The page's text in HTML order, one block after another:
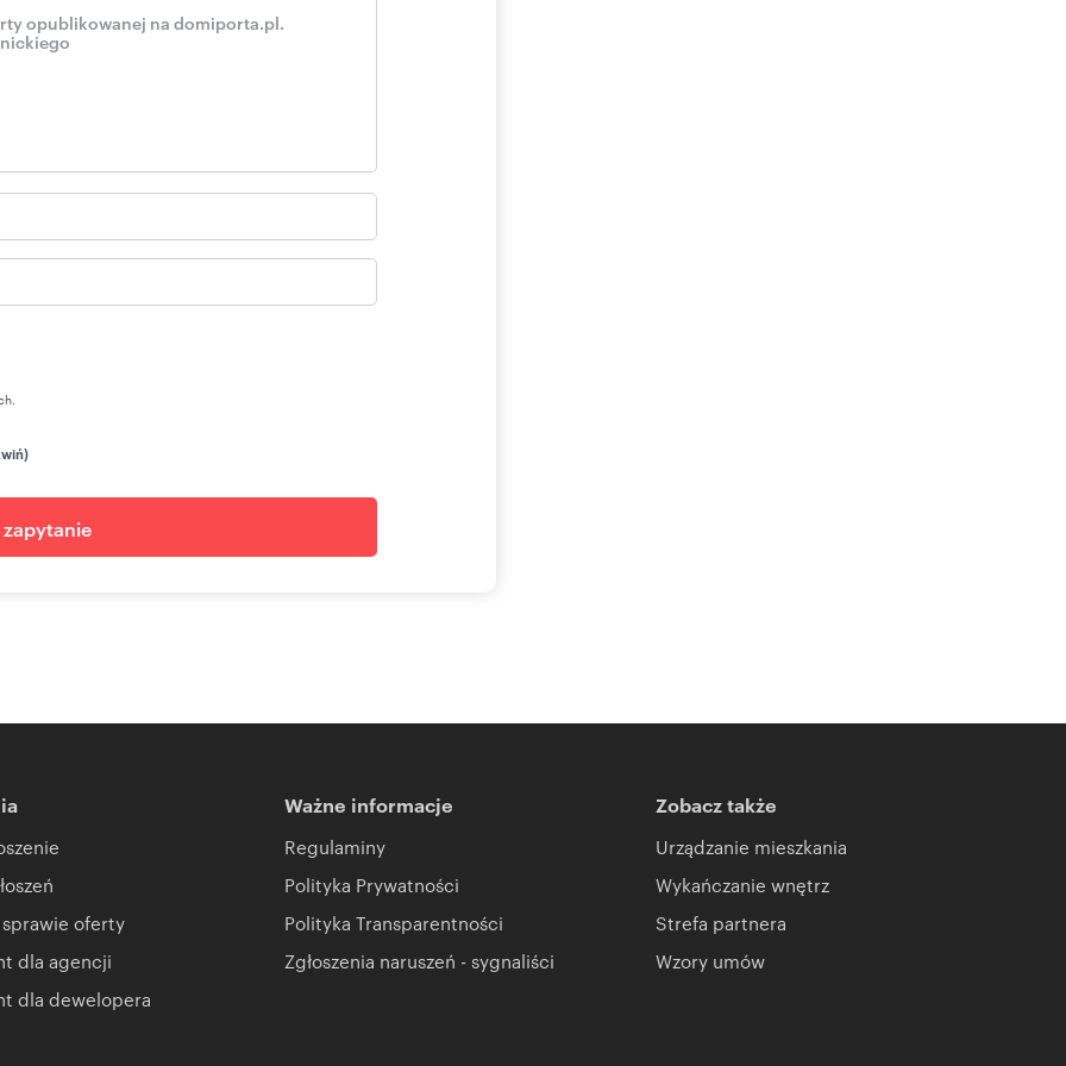
piec ekogroszek, wentylacja mechaniczna z rekuperacją,
lub strefę relaksu.
wody.
turystów i gości.
restaurację lub apartamenty.
oferty
dla agencji
dla dewelopera
Ważne informacje
Regulaminy
Polityka Prywatności
Polityka Transparentności
Zgłoszenia naruszeń - sygnaliści
Zobacz także
Urządzanie mieszkania
Wykańczanie wnętrz
Strefa partnera
Wzory umów